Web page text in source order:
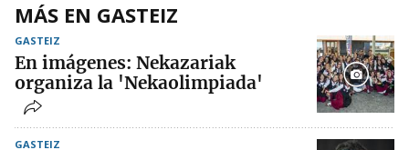
MÁS EN GASTEIZ
GASTEIZ
En imágenes: Nekazariak
organiza la 'Nekaolimpiada'
GASTEIZ